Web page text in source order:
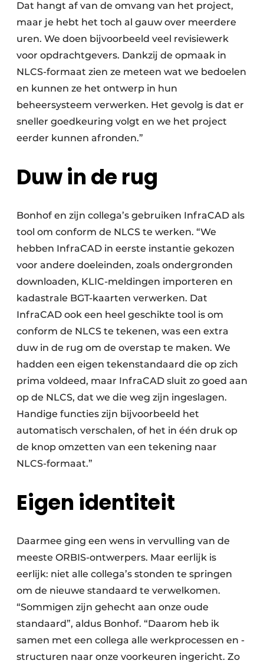
Dat hangt af van de omvang van het project,
maar je hebt het toch al gauw over meerdere
uren. We doen bijvoorbeeld veel revisiewerk
voor opdrachtgevers. Dankzij de opmaak in
NLCS-formaat zien ze meteen wat we bedoelen
en kunnen ze het ontwerp in hun
beheersysteem verwerken. Het gevolg is dat er
sneller goedkeuring volgt en we het project
eerder kunnen afronden.”
Duw in de rug
Bonhof en zijn collega’s gebruiken InfraCAD als
tool om conform de NLCS te werken. “We
hebben InfraCAD in eerste instantie gekozen
voor andere doeleinden, zoals ondergronden
downloaden, KLIC-meldingen importeren en
kadastrale BGT-kaarten verwerken. Dat
InfraCAD ook een heel geschikte tool is om
conform de NLCS te tekenen, was een extra
duw in de rug om de overstap te maken. We
hadden een eigen tekenstandaard die op zich
prima voldeed, maar InfraCAD sluit zo goed aan
op de NLCS, dat we die weg zijn ingeslagen.
Handige functies zijn bijvoorbeeld het
automatisch verschalen, of het in één druk op
de knop omzetten van een tekening naar
NLCS-formaat.”
Eigen identiteit
Daarmee ging een wens in vervulling van de
meeste ORBIS-ontwerpers. Maar eerlijk is
eerlijk: niet alle collega’s stonden te springen
om de nieuwe standaard te verwelkomen.
“Sommigen zijn gehecht aan onze oude
standaard”, aldus Bonhof. “Daarom heb ik
samen met een collega alle werkprocessen en -
structuren naar onze voorkeuren ingericht. Zo